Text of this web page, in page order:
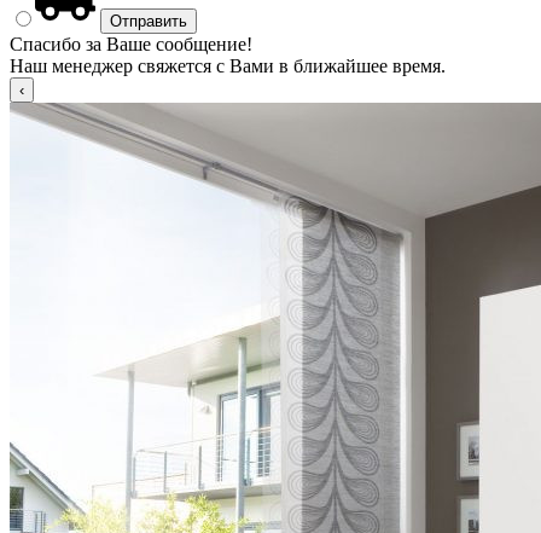
Спасибо за Ваше сообщение!
Наш менеджер свяжется с Вами в ближайшее время.